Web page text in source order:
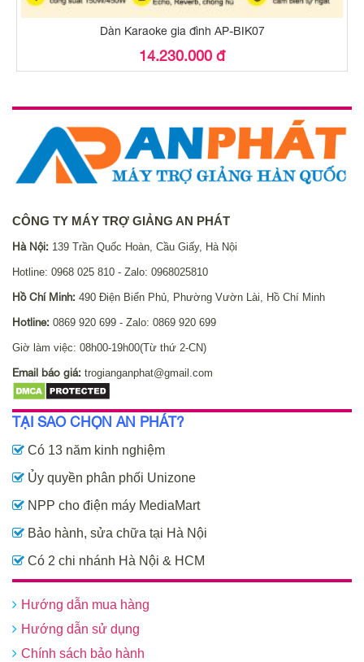
Dàn Karaoke gia đình AP-BIK07
14.230.000 đ
CÔNG TY MÁY TRỢ GIẢNG AN PHÁT
Hà Nội: 139 Trần Quốc Hoàn, Cầu Giấy, Hà Nội
Hotline: 0968 025 810 - Zalo: 0968025810
Hồ Chí Minh: 490 Điện Biển Phủ, Phường Vườn Lài, Hồ Chí Minh
Hotline: 0869 920 699 - Zalo: 0869 920 699
Giờ làm việc: 08h00-19h00(Từ thứ 2-CN)
Email báo giá: trogianganphat@gmail.com
TẠI SAO CHỌN AN PHÁT?
Có 13 năm kinh nghiệm
Ủy quyền phân phối Unizone
NPP cho điện máy MediaMart
Bảo hành, sửa chữa tại Hà Nội
Có 2 chi nhánh Hà Nội & HCM
Hướng dẫn mua hàng
Hướng dẫn sử dụng
Chính sách bảo hành